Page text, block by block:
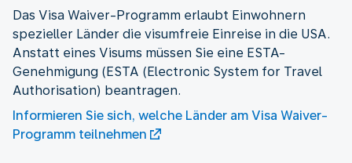
Das Visa Waiver-Programm erlaubt Einwohnern
spezieller Länder die visumfreie Einreise in die USA.
Anstatt eines Visums müssen Sie eine ESTA-
Genehmigung (ESTA (Electronic System for Travel
Authorisation) beantragen.
Informieren Sie sich, welche Länder am Visa Waiver-
Programm teilnehmen